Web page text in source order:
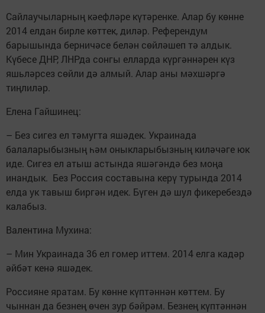
Сайлаучыларның кәефләре күтәренке. Алар бу көнне
2014 елдан бирле көттек, диләр. Референдум
барышында берничәсе белән сөйләшеп тә алдык.
Күбесе ДНР, ЛНРда сонгы елларда күргәннәрен күз
яшьләрсез сөйли дә алмый. Алар аны мәхшәргә
тиңлиләр.
Елена Гайшинец:
– Без сигез ел тәмугта яшәдек. Украинада
балаларыбызның һәм оныкларыбызның киләчәге юк
иде. Сигез ел атыш астында яшәгәндә без моңа
инандык. Без Россия составына керү турында 2014
елда ук тавыш биргән идек. Бүген дә шул фикеребездә
калабыз.
Валентина Мухина:
– Мин Украинада 36 ел гомер иттем. 2014 елга кадәр
әйбәт кенә яшәдек.
Россияне яратам. Бу көнне күптәннән көттем. Бу
чыннан да безнең өчен зур бәйрәм. Безнең күптәннән